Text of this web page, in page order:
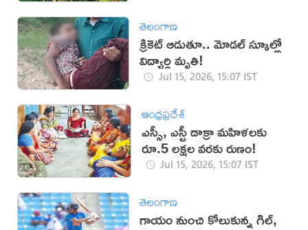
తెలంగాణ
క్రికెట్ ఆడుతూ.. మోడల్ స్కూల్లో
విద్యార్థి మృతి!
Jul 15, 2026, 15:07 IST
ఆంధ్రప్రదేశ్
ఎస్సీ, ఎస్టీ డాక్రా మహిళలకు
రూ.5 లక్షల వరకు రుణం!
Jul 15, 2026, 15:07 IST
తెలంగాణ
గాయం నుంచి కోలుకున్న గిల్,